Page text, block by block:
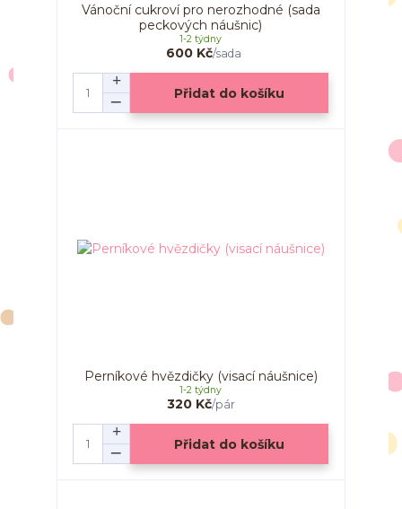
Vánoční cukroví pro nerozhodné (sada
peckových náušnic)
600 Kč/sada
1-2 týdny
Přidat do košíku
Perníkové hvězdičky (visací náušnice)
320 Kč/pár
1-2 týdny
Přidat do košíku